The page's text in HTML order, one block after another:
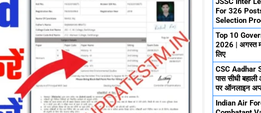
For 326
Selection
Top 10
2026 | अगस्त
लिए
CSC Aadhar
पास सीधी
पर ऑनलाइन
Indian Air